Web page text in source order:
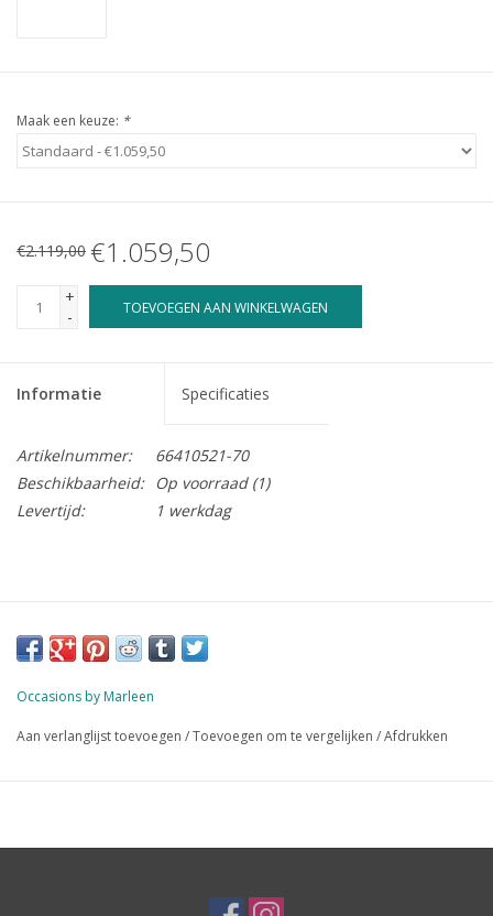
Maak een keuze: *
€2.119,00 €1.059,50
+
-
TOEVOEGEN AAN WINKELWAGEN
Informatie Specificaties
Artikelnummer:
66410521-70
Beschikbaarheid:
Op voorraad(1)
Levertijd:
1 werkdag
Occasions by Marleen
Aan verlanglijst toevoegen /Toevoegen om te vergelijken /Afdrukken